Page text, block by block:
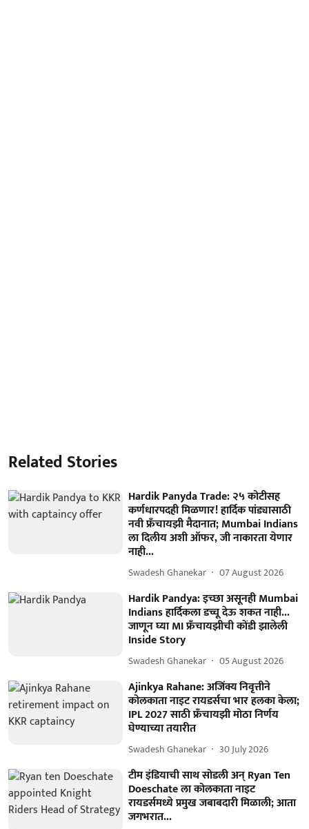
Related Stories
Hardik Panyda Trade: २५ कोटीसह
कर्णधारपदही मिळणार! हार्दिक पांड्यासाठी
नवी फ्रँचायझी मैदानात; Mumbai Indians
ला दिलीय अशी ऑफर, जी नाकारता येणार
नाही...
Swadesh Ghanekar 07 August 2026
Hardik Pandya: इच्छा असूनही Mumbai
Indians हार्दिकला डच्चू देऊ शकत नाही...
जाणून घ्या MI फ्रँचायझीची कोंडी झालेली
Inside Story
Swadesh Ghanekar 05 August 2026
Ajinkya Rahane: अजिंक्य निवृत्तीने
कोलकाता नाइट रायडर्सचा भार हलका केला;
IPL 2027 साठी फ्रँचायझी मोठा निर्णय
घेण्याच्या तयारीत
Swadesh Ghanekar 30 July 2026
टीम इंडियाची साथ सोडली अन् Ryan Ten
Doeschate ला कोलकाता नाइट
रायडर्समध्ये प्रमुख जबाबदारी मिळाली; आता
जगभरात...